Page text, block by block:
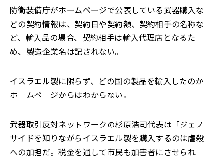
防衛装備庁がホームページで公表している武器購入な
どの契約情報は、契約日や契約額、契約相手の名称な
ど、輸入品の場合、契約相手は輸入代理店となるた
め、製造企業名は記されない。
イスラエル製に限らず、どの国の製品を輸入したのか
ホームページからはわからない。
武器取引反対ネットワークの杉原浩司代表は「ジェノ
サイドを知りながらイスラエル製を購入するのは虐殺
への加担だ。税金を通して市民も加害者にさせられ